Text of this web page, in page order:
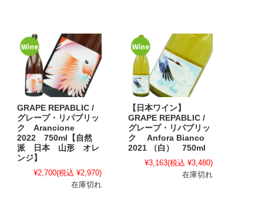
GRAPE REPABLIC /
グレープ・リパブリッ
ク Arancione
2022 750ml【自然
派 日本 山形 オレ
ンジ】
¥2,700(税込 ¥2,970)
在庫切れ
【日本ワイン】
GRAPE REPABLIC /
グレープ・リパブリッ
ク Anfora Bianco
2021 （白） 750ml
¥3,163(税込 ¥3,480)
在庫切れ